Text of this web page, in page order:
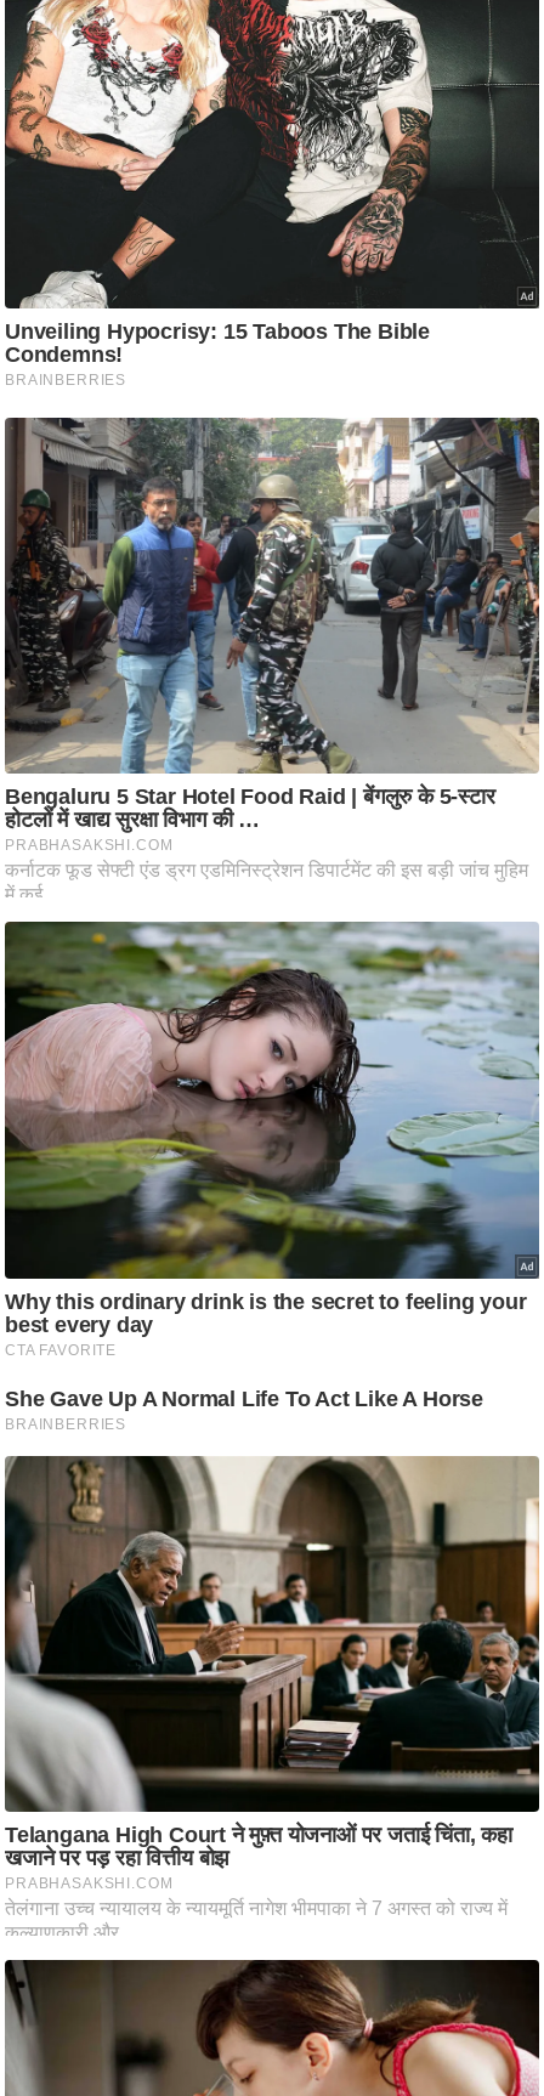
मं
त्रा
रि
ले
श
ज
नी
ति
वि
श्ले
ण
स
म
सा
म
यि
क
मा
तृ
भू
मि
स्तं
भ
म
.
आ
र
.
आ
ई
.
प
र
स
मी
क्षा
ध
ज्यो
ति
ष
प्र
भु
म
हि
मा
/
ध
र्म
स्थ
ल
त
त्यो